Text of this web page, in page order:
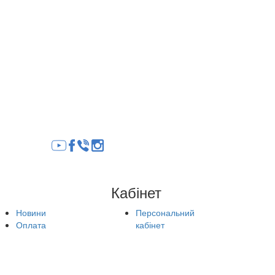
Новини
Оплата
Кабінет
Персональний
кабінет